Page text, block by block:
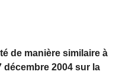
de manière similaire à
décembre 2004 sur la